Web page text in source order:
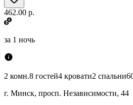
462.00 р.
за 1 ночь
2 комн.8 гостей4 кровати2 спальни
г. Минск, просп. Независимости, 44